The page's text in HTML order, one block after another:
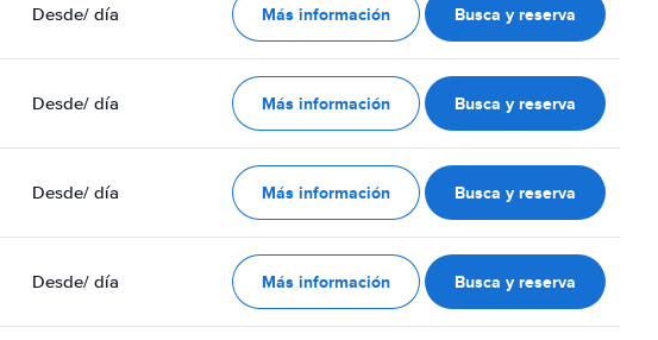
Desde/ día Más información Busca y reserva
Desde/ día Más información Busca y reserva
Desde/ día Más información Busca y reserva
Desde/ día Más información Busca y reserva